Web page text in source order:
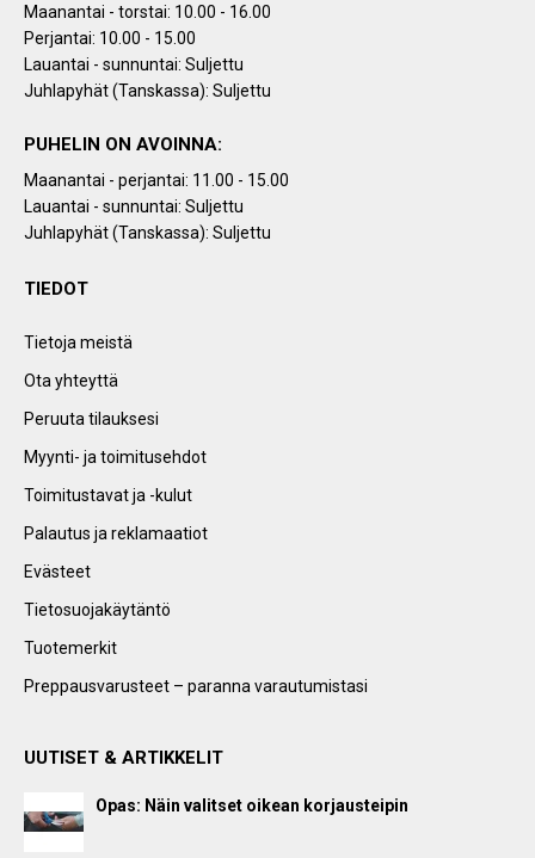
Maanantai - torstai: 10.00 - 16.00
Perjantai: 10.00 - 15.00
Lauantai - sunnuntai: Suljettu
Juhlapyhät (Tanskassa): Suljettu
PUHELIN ON AVOINNA:
Maanantai - perjantai: 11.00 - 15.00
Lauantai - sunnuntai: Suljettu
Juhlapyhät (Tanskassa): Suljettu
TIEDOT
Tietoja meistä
Ota yhteyttä
Peruuta tilauksesi
Myynti- ja toimitusehdot
Toimitustavat ja -kulut
Palautus ja reklamaatiot
Evästeet
Tietosuojakäytäntö
Tuotemerkit
Preppausvarusteet – paranna varautumistasi
UUTISET & ARTIKKELIT
Opas: Näin valitset oikean korjausteipin